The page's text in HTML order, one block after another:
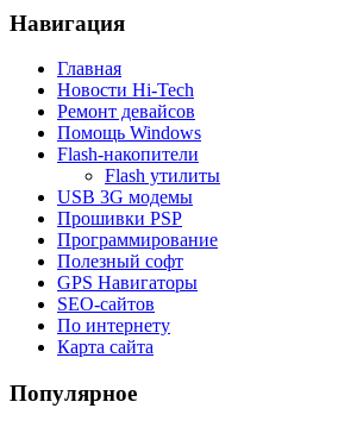
Навигация
Главная
Новости Hi-Tech
Ремонт девайсов
Помощь Windows
Flash-накопители
Flash утилиты
USB 3G модемы
Прошивки PSP
Программирование
Полезный софт
GPS Навигаторы
SEO-сайтов
По интернету
Карта сайта
Популярное